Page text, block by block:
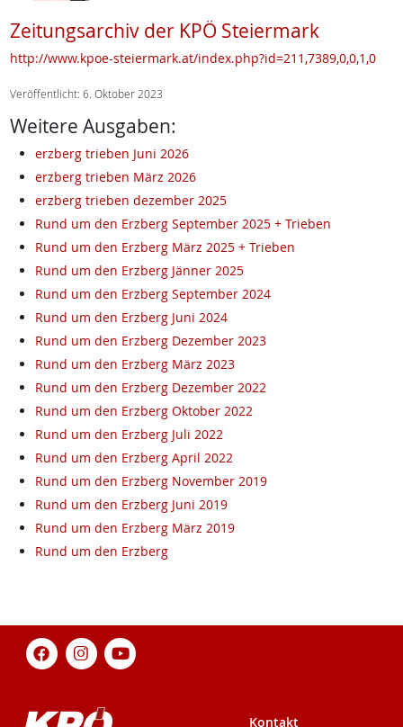
Zeitungsarchiv der KPÖ Steiermark
http://www.kpoe-steiermark.at/index.php?id=211,7389,0,0,1,0
Veröffentlicht: 6. Oktober 2023
Weitere Ausgaben:
erzberg trieben Juni 2026
erzberg trieben März 2026
erzberg trieben dezember 2025
Rund um den Erzberg September 2025 + Trieben
Rund um den Erzberg März 2025 + Trieben
Rund um den Erzberg Jänner 2025
Rund um den Erzberg September 2024
Rund um den Erzberg Juni 2024
Rund um den Erzberg Dezember 2023
Rund um den Erzberg März 2023
Rund um den Erzberg Dezember 2022
Rund um den Erzberg Oktober 2022
Rund um den Erzberg Juli 2022
Rund um den Erzberg April 2022
Rund um den Erzberg November 2019
Rund um den Erzberg Juni 2019
Rund um den Erzberg März 2019
Rund um den Erzberg
Kontakt